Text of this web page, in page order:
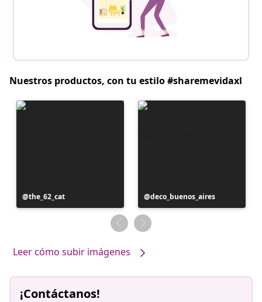
Nuestros productos, con tu estilo #sharemevidaxl
Publicación
realizada
the_62_cat
Publicación
realizada
por
deco_buenos_aires
Leer cómo subir imágenes
¡Contáctanos!